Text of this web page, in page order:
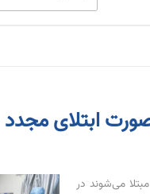
نتایج یک مطالعه جدید نشان می‌دهد افرادی که مجدداً به کووید۱۹ مبتلا می‌شوند در